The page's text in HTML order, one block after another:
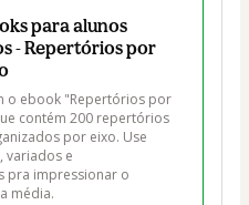
para alunos
- Repertórios por
o ebook "Repertórios por
contém 200 repertórios
por eixo. Use
variados e
pra impressionar o
média.